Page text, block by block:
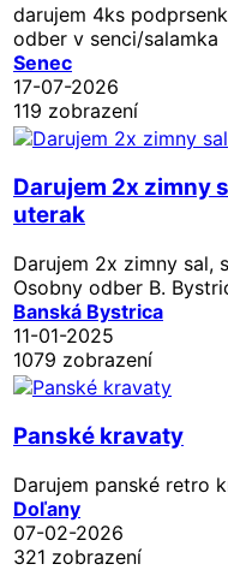
darujem 4ks
odber v senci/salamka
Senec
17-07-2026
119 zobrazení
Darujem 2x zimny
uterak
Darujem 2x zimny sal,
Osobny odber B.
Banská Bystrica
11-01-2025
1079 zobrazení
Panské kravaty
Darujem panské retro
Doľany
07-02-2026
321 zobrazení